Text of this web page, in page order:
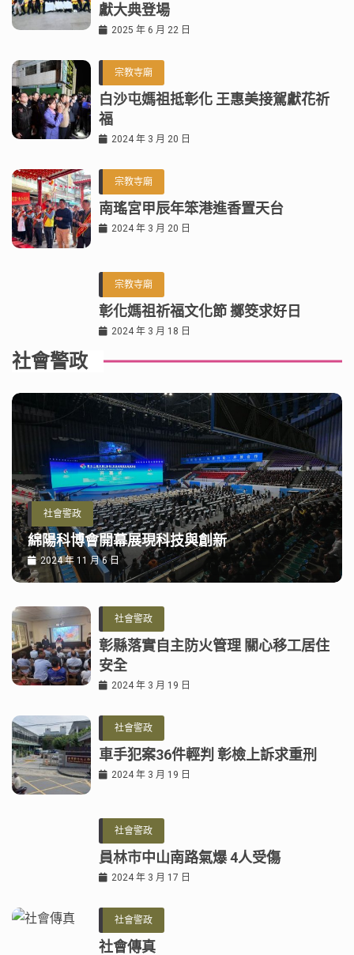
獻大典登場
2025 年 6 月 22 日
宗教寺廟
白沙屯媽祖抵彰化 王惠美接駕獻花祈
福
2024 年 3 月 20 日
宗教寺廟
南瑤宮甲辰年笨港進香置天台
2024 年 3 月 20 日
宗教寺廟
彰化媽祖祈福文化節 擲筊求好日
2024 年 3 月 18 日
社會警政
社會警政
綿陽科博會開幕展現科技與創新
2024 年 11 月 6 日
社會警政
彰縣落實自主防火管理 關心移工居住
安全
2024 年 3 月 19 日
社會警政
車手犯案36件輕判 彰檢上訴求重刑
2024 年 3 月 19 日
社會警政
員林市中山南路氣爆 4人受傷
2024 年 3 月 17 日
社會警政
社會傳真